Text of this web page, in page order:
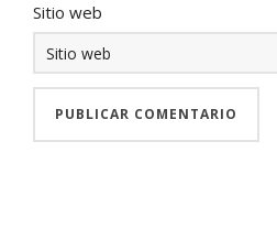
Sitio web